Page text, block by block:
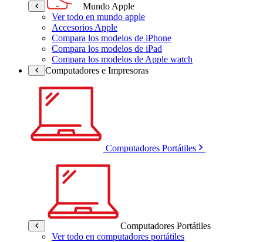
Mundo Apple
Ver todo en mundo apple
Accesorios Apple
Compara los modelos de iPhone
Compara los modelos de iPad
Compara los modelos de Apple watch
Computadores e Impresoras
Computadores Portátiles
Computadores Portátiles
Ver todo en computadores portátiles